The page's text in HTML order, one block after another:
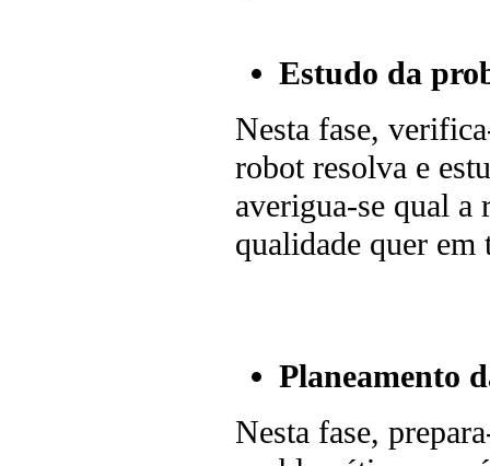
Estudo da
Nesta fase,
robot resolva e
averigua-se qual a
qualidade quer em
Planeamento
Nesta fase,